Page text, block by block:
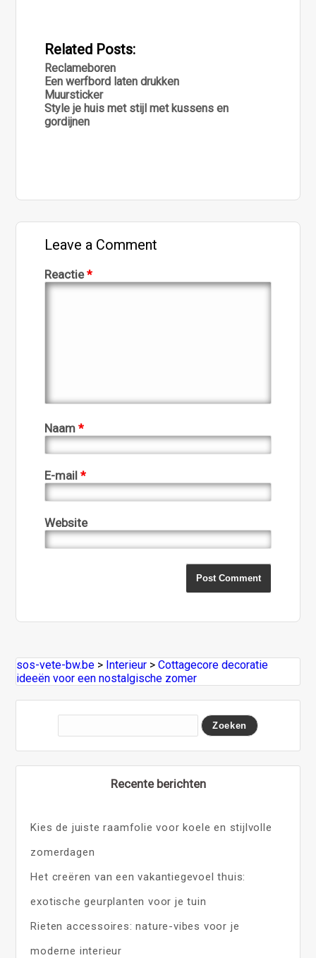
Related Posts:
Reclameboren
Een werfbord laten drukken
Muursticker
Style je huis met stijl met kussens en
gordijnen
Leave a Comment
Reactie*
Naam*
E-mail*
Website
sos-vete-bw.be > Interieur >Cottagecore decoratie
ideeën voor een nostalgische zomer
Recente berichten
Kies de juiste raamfolie voor koele en stijlvolle
zomerdagen
Het creëren van een vakantiegevoel thuis:
exotische geurplanten voor je tuin
Rieten accessoires: nature-vibes voor je
moderne interieur